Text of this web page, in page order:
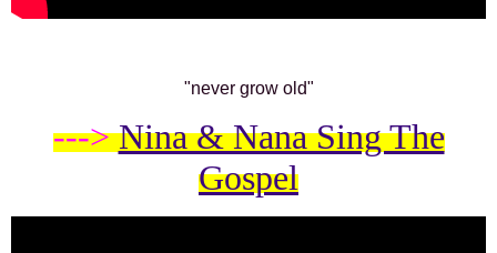
"never grow old"
--->Nina & Nana Sing The
Gospel